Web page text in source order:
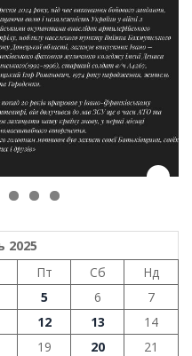
2025
Пт Сб
Нд
5 6
7
12 13
14
19 20
21